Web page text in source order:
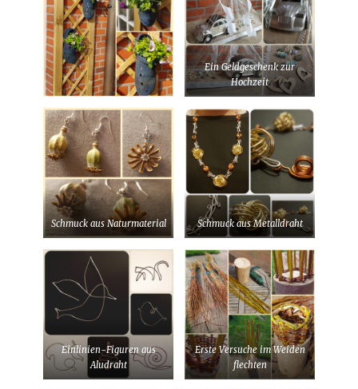
Ein Geldgeschenk zur
Hochzeit
Schmuck aus Naturmaterial Schmuck aus Metalldraht
Einlinien-Figuren aus
Aludraht
Erste Versuche im Weiden
flechten